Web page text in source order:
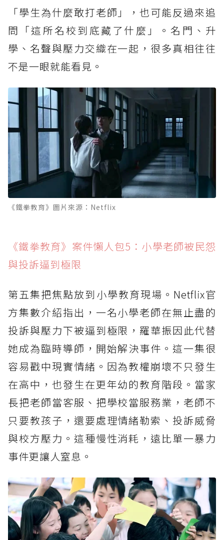
「學生為什麼敢打老師」，也可能反過來追
問「這所名校到底藏了什麼」。名門、升
學、名聲與壓力交織在一起，很多真相往往
不是一眼就能看見。
《鐵拳教育》圖片來源：Netflix
《鐵拳教育》案件懶人包5：小學老師被民怨
與投訴逼到極限
第五集把焦點放到小學教育現場。Netflix官
方集數介紹指出，一名小學老師在無止盡的
投訴與壓力下被逼到極限，羅華振因此代替
她成為臨時導師，開始解決事件。這一集很
容易戳中現實情緒。因為教權崩壞不只發生
在高中，也發生在更年幼的教育階段。當家
長把老師當客服、把學校當服務業，老師不
只要教孩子，還要處理情緒勒索、投訴威脅
與校方壓力。這種慢性消耗，遠比單一暴力
事件更讓人窒息。